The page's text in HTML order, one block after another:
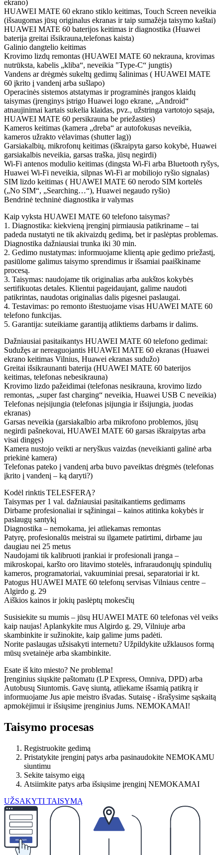
ekrano)
HUAWEI MATE 60 ekrano stiklo keitimas, Touch Screen neveikia
(išsaugomas jūsų originalus ekranas ir taip sumažėja taisymo kaštai)
HUAWEI MATE 60 baterijos keitimas ir diagnostika (Huawei
baterija greitai išsikrauna,telefonas kaista)
Galinio dangtelio keitimas
Krovimo lizdų remontas (HUAWEI MATE 60 nekrauna, krovimas
nutrūksta, kabelis „kliba“, neveikia "Type-C“ jungtis)
Vandens ar drėgmės sukeltų gedimų šalinimas ( HUAWEI MATE
60 įkrito į vandenį arba sušlapo)
Operacinės sistemos atstatymas ir programinės įrangos klaidų
taisymas (įrenginys įstrigo Huawei logo ekrane, „Android“
atnaujinimai kartais sukelia klaidas, pvz., užstringa vartotojo sąsaja,
HUAWEI MATE 60 persikrauna be priežasties)
Kameros keitimas (kamera „dreba“ ar autofokusas neveikia,
kameros užrakto vėlavimas (shutter lag))
Garsiakalbių, mikrofonų keitimas (iškraipyta garso kokybė, Huawei
garsiakalbis neveikia, garsas traška, jūsų negirdi)
Wi-Fi antenos modulio keitimas (dingsta Wi-Fi arba Bluetooth ryšys,
Huawei Wi-Fi neveikia, silpnas Wi-Fi ar mobiliojo ryšio signalas)
SIM lizdo keitimas ( HUAWEI MATE 60 nerodo SIM kortelės
(„No SIM“, „Searching…“), Huawei negaudo ryšio)
Bendrinė techninė diagnostika ir valymas
Kaip vyksta HUAWEI MATE 60 telefono taisymas?
1. Diagnostika: kiekvieną įrenginį pirmiausia patikriname – tai
padeda nustatyti ne tik akivaizdų gedimą, bet ir paslėptas problemas.
Diagnostika dažniausiai trunka iki 30 min.
2. Gedimo nustatymas: informuojame klientą apie gedimo priežastį,
pasiūlome galimus taisymo sprendimus ir išsamiai paaiškiname
procesą.
3. Taisymas: naudojame tik originalias arba aukštos kokybės
sertifikuotas detales. Klientui pageidaujant, galime naudoti
patikrintas, naudotas originalias dalis pigesnei paslaugai.
4. Testavimas: po remonto ištestuojame visas HUAWEI MATE 60
telefono funkcijas.
5. Garantija: suteikiame garantiją atliktiems darbams ir dalims.
Dažniausiai pasitaikantys HUAWEI MATE 60 telefono gedimai:
Sudužęs ar nereaguojantis HUAWEI MATE 60 ekranas (Huawei
ekrano keitimas Vilnius, Huawei ekranas sudužo)
Greitai išsikraunanti baterija (HUAWEI MATE 60 baterijos
keitimas, telefonas nebesikrauna)
Krovimo lizdo pažeidimai (telefonas nesikrauna, krovimo lizdo
remontas, „super fast charging“ neveikia, Huawei USB C neveikia)
Telefonas neįsijungia (telefonas įsijungia ir išsijungia, juodas
ekranas)
Garsas neveikia (garsiakalbio arba mikrofono problemos, jūsų
negirdi pašnekovai, HUAWEI MATE 60 garsas iškraipytas arba
visai dingęs)
Kamera nustojo veikti ar neryškus vaizdas (neveikianti galinė arba
priekinė kamera)
Telefonas pateko į vandenį arba buvo paveiktas drėgmės (telefonas
įkrito į vandenį – ką daryti?)
Kodėl rinktis TELESFERĄ?
Taisymas per 1 val. dažniausiai pasitaikantiems gedimams
Dirbame profesionaliai ir sąžiningai – kainos atitinka kokybės ir
paslaugų santykį
Diagnostika – nemokama, jei atliekamas remontas
Patyrę, profesionalūs meistrai su ilgamete patirtimi, dirbame jau
daugiau nei 25 metus
Naudojami tik kalibruoti įrankiai ir profesionali įranga –
mikroskopai, karšto oro litavimo stotelės, infraraudonųjų spindulių
kameros, programatoriai, vakuuminiai presai, separatoriai ir kt.
Patogus HUAWEI MATE 60 telefonų servisas Vilniaus centre –
Algirdo g. 29
Aiškios kainos ir jokių paslėptų mokesčių
Susisiekite su mumis – jūsų HUAWEI MATE 60 telefonas vėl veiks
kaip naujas! Aplankykite mus Algirdo g. 29, Vilniuje arba
skambinkite ir sužinokite, kaip galime jums padėti.
Norite paslaugas užsisakyti internetu? Užpildykite užklausos formą
mūsų svetainėje arba skambinkite.
Esate iš kito miesto? Ne problema!
Įrenginius siųskite paštomatu (LP Express, Omniva, DPD) arba
Autobusų Siuntomis. Gavę siuntą, atliekame išsamią patikrą ir
informuojame Jus apie meistro išvadas. Sutaisę - išrašysime sąskaitą
apmokėjimui ir išsiųsime įrenginius Jums. NEMOKAMAI!
Taisymo procesas
Registruokite gedimą
Pristatykite įrenginį patys arba pasinaudokite NEMOKAMU
siuntimu
Sekite taisymo eigą
Atsiimkite patys arba išsiųsime įrenginį NEMOKAMAI
UŽSAKYTI TAISYMĄ